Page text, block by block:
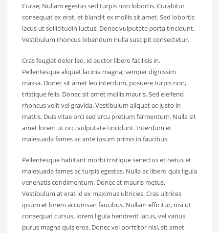
Curae; Nullam egestas sed turpis non lobortis. Curabitur
consequat ex erat, et blandit ex mollis sit amet. Sed lobortis
lacus ut sollicitudin luctus. Donec vulputate porta tincidunt.
Vestibulum rhoncus bibendum nulla suscipit consectetur.
Cras feugiat dolor leo, id auctor libero facilisis in.
Pellentesque aliquet lacinia magna, semper dignissim
massa. Donec sit amet leo interdum, posuere turpis non,
tristique felis. Donec sit amet mollis mauris. Sed eleifend
rhoncus velit vel gravida. Vestibulum aliquet ac justo in
mattis. Duis vitae orci sed arcu pretium fermentum. Nulla sit
amet lorem ut orci vulputate tincidunt. Interdum et
malesuada fames ac ante ipsum primis in faucibus.
Pellentesque habitant morbi tristique senectus et netus et
malesuada fames ac turpis egestas. Nulla ac libero quis ligula
venenatis condimentum. Donec et mauris metus.
Vestibulum at erat id ex maximus ultricies. Cras ultrices
ipsum et lorem accumsan faucibus. Nullam efficitur, nisi ut
consequat cursus, lorem ligula hendrerit lacus, vel varius
purus magna quis eros. Donec vel porttitor nisl, sit amet